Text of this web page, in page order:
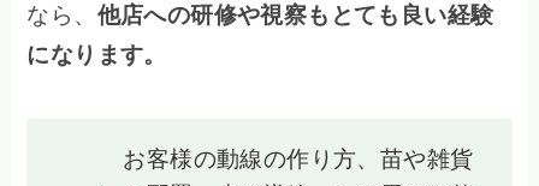
なら、 他店への研修や視察もとても良い経験
になります。
お客様の動線の作り方、苗や雑貨